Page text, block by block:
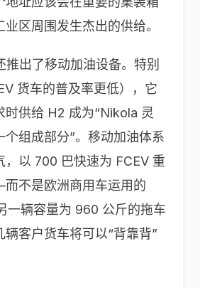
区周围发生杰出的供给。
推出了移动加油设备。特别
货车的普及率更低），它
时供给 H2 成为“Nikola 灵
个组成部分”。移动加油体系
，以 700 巴快速为 FCEV 重
不是欧洲商用车运用的
一辆容量为 960 公斤的拖车
辆客户货车将可以“背靠背”